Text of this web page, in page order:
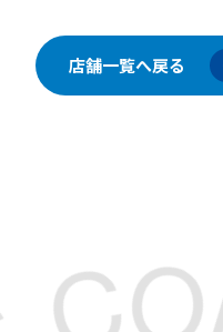
店舗一覧へ戻る